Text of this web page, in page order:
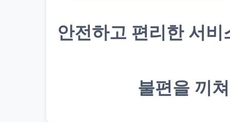
안전하고 편리한 서
불편을 끼